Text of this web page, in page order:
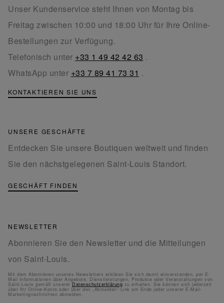
Unser Kundenservice steht Ihnen von Montag bis
Freitag zwischen 10:00 und 18:00 Uhr für Ihre Online-
Bestellungen zur Verfügung.
Telefonisch unter +33 1 49 42 42 63 .
WhatsApp unter +33 7 89 41 73 31 .
KONTAKTIEREN SIE UNS
UNSERE GESCHÄFTE
Entdecken Sie unsere Boutiquen weltweit und finden
Sie den nächstgelegenen Saint-Louis Standort.
GESCHÄFT FINDEN
NEWSLETTER
Abonnieren Sie den Newsletter und die Mitteilungen
von Saint-Louis.
Mit dem Abonnieren unseres Newsletters erklären Sie sich damit einverstanden, per E-
Mail Informationen über Angebote, Dienstleistungen, Produkte oder Veranstaltungen von
Saint-Louis gemäß unserer Datenschutzerklärung zu erhalten. Sie können sich jederzeit
über Ihr Online-Konto oder über den „Abmelden“-Link am Ende jeder unserer E-Mail-
Marketingnachrichten abmelden.